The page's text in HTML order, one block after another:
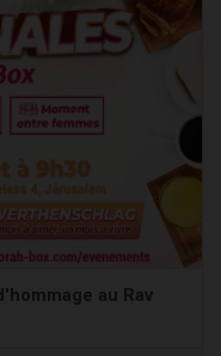
au Rav